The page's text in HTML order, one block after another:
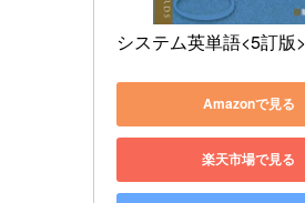
システム英単語<5訂版>
Amazonで見る
楽天市場で見る